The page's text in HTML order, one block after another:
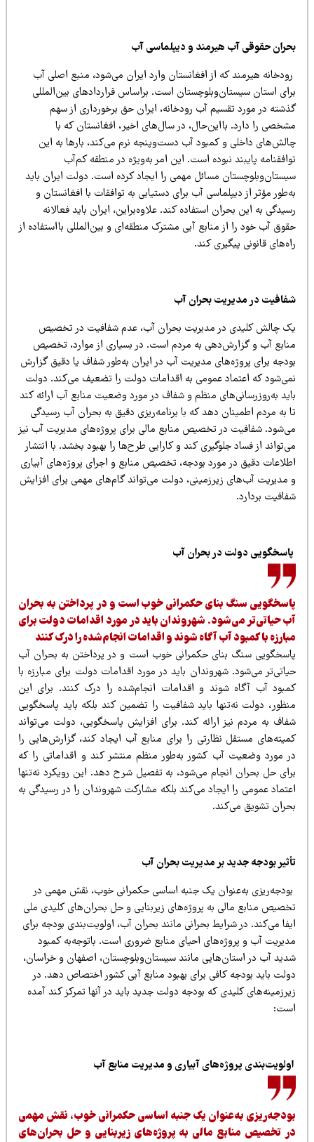
حقوقی آب هیرمند و دیپلماسی آب
هیرمند که از افغانستان وارد ایران می‌شود، منبع اصلی آب
استان سیستان‌وبلوچستان است. براساس قراردادهای بین‌المللی
در مورد تقسیم آب رودخانه، ایران حق برخورداری از سهم
را دارد. بااین‌حال، در سال‌های اخیر، افغانستان که با
داخلی و کمبود آب دست‌وپنجه نرم می‌کند، بارها به این
پایبند نبوده است. این امر به‌ویژه در منطقه کم‌آب
مسائل مهمی را ایجاد کرده است. دولت ایران باید
مؤثر از دیپلماسی آب برای دستیابی به توافقات با افغانستان و
به این بحران استفاده کند. علاوه‌براین، ایران باید فعالانه
آب خود را از منابع آبی مشترک منطقه‌ای و بین‌المللی بااستفاده از
قانونی پیگیری کند.
در مدیریت بحران آب
چالش کلیدی در مدیریت بحران آب، عدم شفافیت در تخصیص
آب و گزارش‌دهی به مردم است. در بسیاری از موارد، تخصیص
برای پروژه‌های مدیریت آب در ایران به‌طور شفاف یا دقیق گزارش
که اعتماد عمومی به اقدامات دولت را تضعیف می‌کند. دولت
به‌روزرسانی‌های منظم و شفاف در مورد وضعیت منابع آب ارائه کند
به مردم اطمینان دهد که با برنامه‌ریزی دقیق به بحران آب رسیدگی
شفافیت در تخصیص منابع مالی برای پروژه‌های مدیریت آب نیز
از فساد جلوگیری کند و کارایی طرح‌ها را بهبود بخشد. با انتشار
دقیق در مورد بودجه، تخصیص منابع و اجرای پروژه‌های آبیاری
مدیریت آب‌های زیرزمینی، دولت می‌تواند گام‌های مهمی برای افزایش
بردارد.
دولت در بحران آب
سنگ بنای حکمرانی خوب است و در پرداختن به بحران
حیاتی‌تر می‌شود. شهروندان باید در مورد اقدامات دولت برای
با کمبود آب آگاه شوند و اقدامات انجام‌شده را درک کنند
سنگ بنای حکمرانی خوب است و در پرداختن به بحران آب
می‌شود. شهروندان باید در مورد اقدامات دولت برای مبارزه با
آب آگاه شوند و اقدامات انجام‌شده را درک کنند. برای این
دولت نه‌تنها باید شفافیت را تضمین کند بلکه باید پاسخگویی
به مردم نیز ارائه کند. برای افزایش پاسخگویی، دولت می‌تواند
مستقل نظارتی را برای منابع آب ایجاد کند، گزارش‌هایی را
مورد وضعیت آب کشور به‌طور منظم منتشر کند و اقداماتی را که
حل بحران انجام می‌شود، به تفصیل شرح دهد. این رویکرد نه‌تنها
عمومی را ایجاد می‌کند بلکه مشارکت شهروندان را در رسیدگی به
تشویق می‌کند.
بودجه جدید بر مدیریت بحران آب
به‌عنوان یک جنبه اساسی حکمرانی خوب، نقش مهمی در
منابع مالی به پروژه‌های زیربنایی و حل بحران‌های کلیدی ملی
می‌کند. در شرایط بحرانی مانند بحران آب، اولویت‌بندی بودجه برای
آب و پروژه‌های احیای منابع ضروری است. باتوجه‌به کمبود
آب در استان‌هایی مانند سیستان‌وبلوچستان، اصفهان و خراسان،
باید بودجه کافی برای بهبود منابع آبی کشور اختصاص دهد. در
کلیدی که بودجه دولت جدید باید در آنها تمرکز کند آمده
پروژه‌های آبیاری و مدیریت منابع آب
به‌عنوان یک جنبه اساسی حکمرانی خوب، نقش مهمی
تخصیص منابع مالی به پروژه‌های زیربنایی و حل بحران‌های